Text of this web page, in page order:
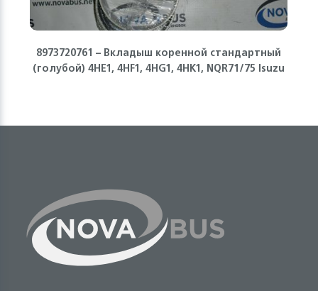
8973720761 – Вкладыш коренной стандартный
(голубой) 4HE1, 4HF1, 4HG1, 4HK1, NQR71/75 Isuzu